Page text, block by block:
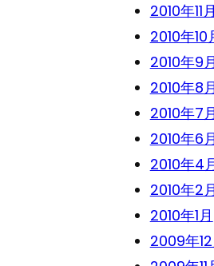
2010年11月
2010年10
2010年9月
2010年8月
2010年7月
2010年6月
2010年4
2010年2月
2010年1月
2009年12